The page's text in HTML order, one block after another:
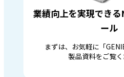
業績向上を実現でき
ール
まずは、お気軽に「
製品資料をご覧く